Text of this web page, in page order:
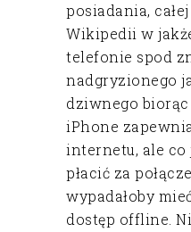
posiadania,
Wikipedii w
telefonie spod
nadgryzionego
dziwnego biorąc
iPhone
internetu, ale
płacić za
wypadałoby
dostęp offline.